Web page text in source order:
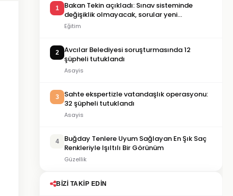
1
Bakan Tekin açıkladı: Sınav sisteminde
değişiklik olmayacak, sorular yeni
müfredata göre hazırlanacak
Eğitim
2
Avcılar Belediyesi soruşturmasında 12
şüpheli tutuklandı
Asayis
3
Sahte ekspertizle vatandaşlık operasyonu:
32 şüpheli tutuklandı
Asayis
4
Buğday Tenlere Uyum Sağlayan En Şık Saç
Renkleriyle Işıltılı Bir Görünüm
Güzellik
BIZI TAKIP EDIN